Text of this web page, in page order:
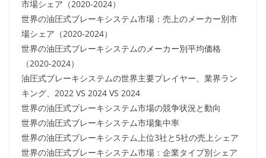
市場シェア（2020-2024）
世界の油圧式ブレーキシステム市場：売上のメーカー別市
場シェア（2020-2024）
世界の油圧式ブレーキシステムのメーカー別平均価格
（2020-2024）
油圧式ブレーキシステムの世界主要プレイヤー、業界ラン
キング、2022 VS 2024 VS 2024
世界の油圧式ブレーキシステム市場の競争状況と動向
世界の油圧式ブレーキシステム市場集中率
世界の油圧式ブレーキシステム上位3社と5社の売上シェア
世界の油圧式ブレーキシステム市場：企業タイプ別シェア